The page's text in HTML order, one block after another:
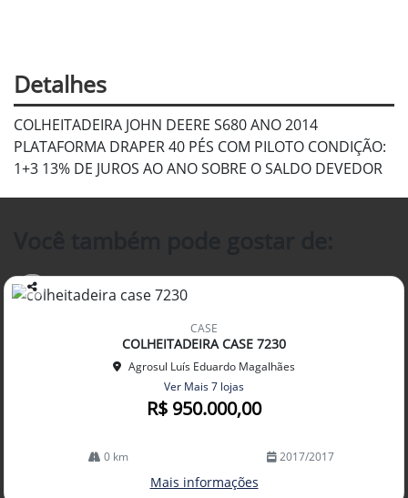
Detalhes
COLHEITADEIRA JOHN DEERE S680 ANO 2014
PLATAFORMA DRAPER 40 PÉS COM PILOTO CONDIÇÃO:
1+3 13% DE JUROS AO ANO SOBRE O SALDO DEVEDOR
Co
CASE
COLHEITADEIRA CASE 7230
Agrosul Luís Eduardo Magalhães
Ver Mais 7 lojas
R$ 950.000,00
0 km 2017/2017
Mais informações